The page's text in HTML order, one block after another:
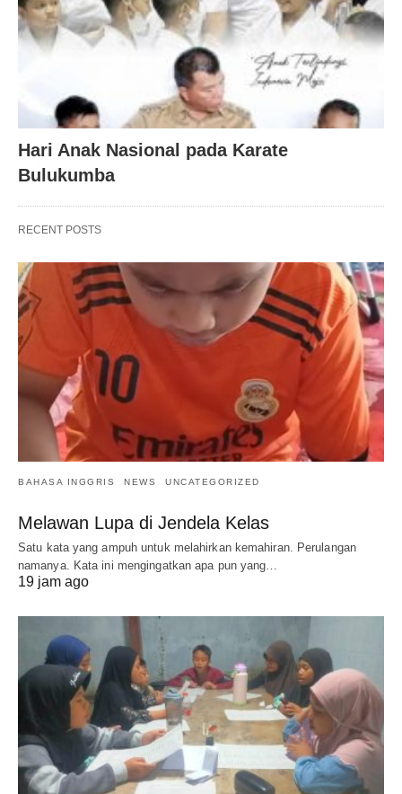
Hari Anak Nasional pada Karate
Bulukumba
RECENT POSTS
BAHASA INGGRIS NEWS UNCATEGORIZED
Melawan Lupa di Jendela Kelas
Satu kata yang ampuh untuk melahirkan kemahiran. Perulangan
namanya. Kata ini mengingatkan apa pun yang…
19 jam ago